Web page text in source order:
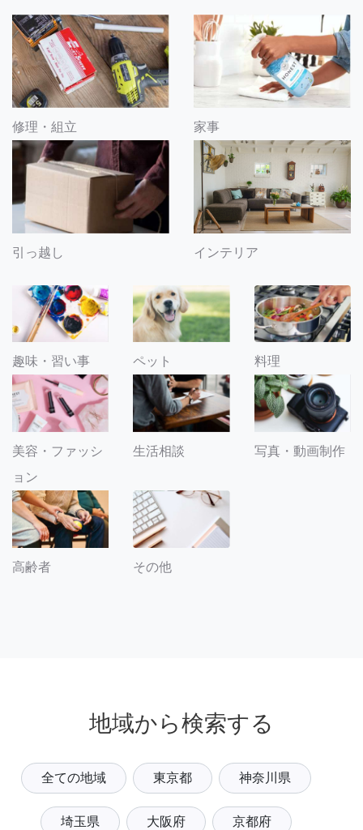
修理・組立 家事
引っ越し インテリア
趣味・習い事 ペット 料理
美容・ファッシ
ョン
生活相談 写真・動画制作
高齢者 その他
地域から検索する
全ての地域 東京都 神奈川県
埼玉県 大阪府 京都府